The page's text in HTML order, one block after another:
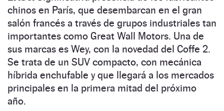
chinos en París, que desembarcan en el gran
salón francés a través de grupos industriales tan
importantes como Great Wall Motors. Una de
sus marcas es Wey, con la novedad del Coffe 2.
Se trata de un SUV compacto, con mecánica
híbrida enchufable y que llegará a los mercados
principales en la primera mitad del próximo
año.